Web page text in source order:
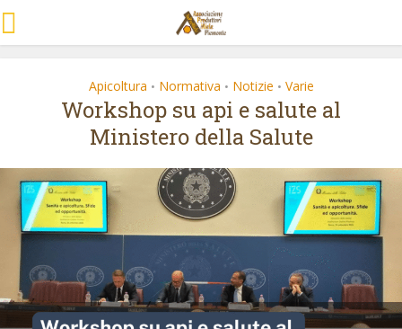
Apicoltura • Normativa • Notizie • Varie
Workshop su api e salute al
Ministero della Salute